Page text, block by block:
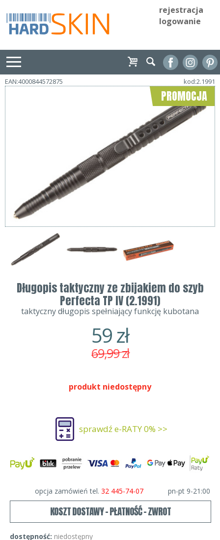
rejestracja
logowanie
EAN:4000844572875 kod:2.1991
PROMOCJA
Długopis taktyczny ze zbijakiem do szyb
Perfecta TP IV (2.1991)
taktyczny długopis spełniający funkcję kubotana
59zł
69,99zł
produkt niedostępny
sprawdź e-RATY 0% >>
opcja zamówień tel. 32 445-74-07 pn-pt 9-21:00
KOSZT DOSTAWY - PŁATNOŚĆ - ZWROT
dostępność: niedostępny